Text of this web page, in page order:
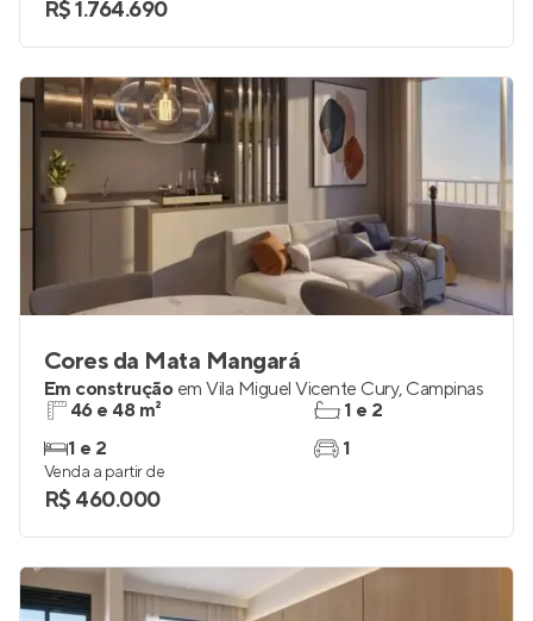
R$ 1.764.690
Cores da Mata Mangará
Em construção em Vila Miguel Vicente Cury, Campinas
46 e 48 m²
1 e 2
1 e 2
1
Venda a partir de
R$ 460.000